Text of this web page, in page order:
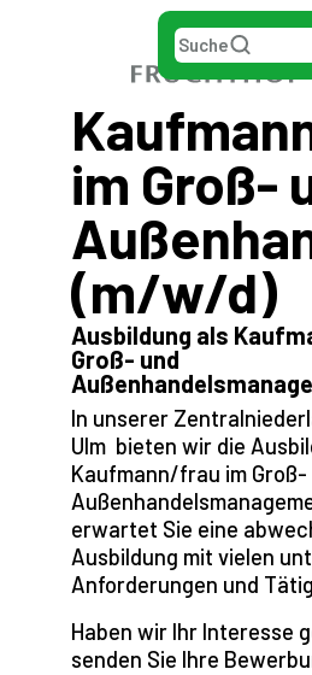
Suche
im Groß-
(m/w/d)
Ausbildung als
Groß- und
In unserer
Ulm bieten wir die
Kaufmann/frau im Groß-
erwartet Sie eine
Ausbildung mit vielen
Anforderungen und
Haben wir Ihr Interesse
senden Sie Ihre